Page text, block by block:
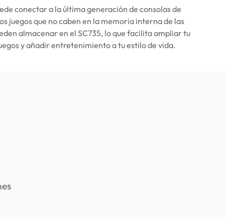
conectar a la última generación de consolas de
juegos que no caben en la memoria interna de las
almacenar en el SC735, lo que facilita ampliar tu
y añadir entretenimiento a tu estilo de vida.